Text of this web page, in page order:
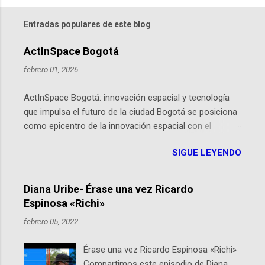
Entradas populares de este blog
ActInSpace Bogotá
febrero 01, 2026
ActInSpace Bogotá: innovación espacial y tecnología
que impulsa el futuro de la ciudad Bogotá se posiciona
como epicentro de la innovación espacial con el
hackathon global que convierte tecnologías de la
Agencia Espacial Europea en soluciones prácticas para
la vida cotidiana. Este evento, organizado por el
Planetario de Bogotá del Idartes y la Universidad de los
Andes, reúne a expertos como el presidente de Airbus
Colombia y líderes del sector aeroespacial para inspirar
por qué importa en Bogotá ActInSpace es una
SIGUE LEYENDO
Diana Uribe- Érase una vez Ricardo
Espinosa «Richi»
febrero 05, 2022
Érase una vez Ricardo Espinosa «Richi»